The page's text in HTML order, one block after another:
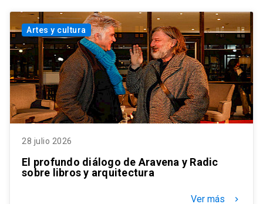
Artes y cultura
28 julio 2026
El profundo diálogo de Aravena y Radic
sobre libros y arquitectura
Ver más keyboard_arrow_right